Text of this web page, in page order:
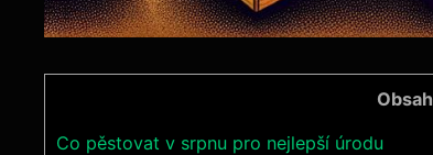
Obsah
Co pěstovat v‌ srpnu pro nejlepší úrodu